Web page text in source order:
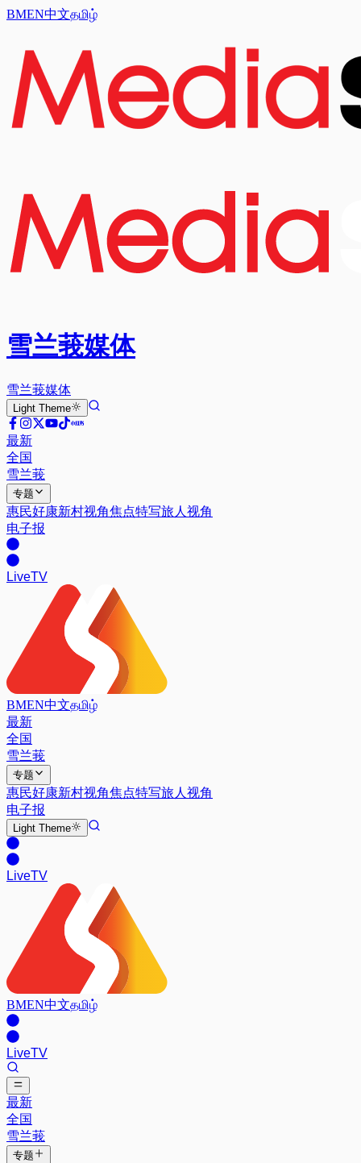
BMEN中文தமிழ்
雪兰莪媒体
雪兰莪媒体
Light Theme
最新
全国
雪兰莪
专题
惠民好康新村视角焦点特写旅人视角
电子报
LiveTV
BMEN中文தமிழ்
最新
全国
雪兰莪
专题
惠民好康新村视角焦点特写旅人视角
电子报
Light Theme
LiveTV
BMEN中文தமிழ்
LiveTV
最新
全国
雪兰莪
专题